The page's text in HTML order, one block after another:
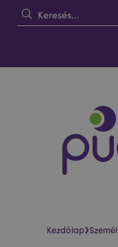
Kezdőlap›